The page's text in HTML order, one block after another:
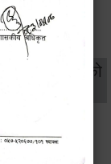
सूचनाको